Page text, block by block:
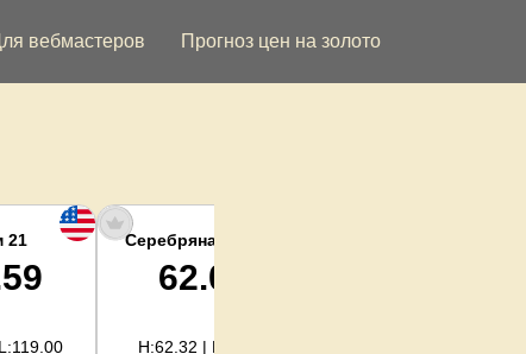
вебмастеров Прогноз цен на золото
21 Серебряная унция
62.02
H:62.32 | L:61.15